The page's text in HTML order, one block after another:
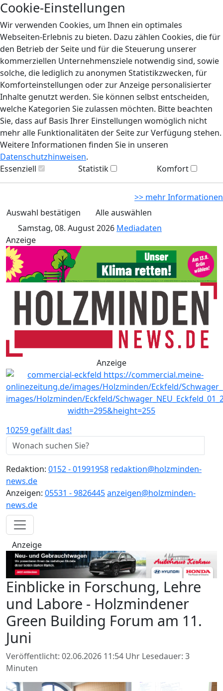
Cookie-Einstellungen
Wir verwenden Cookies, um Ihnen ein optimales
Webseiten-Erlebnis zu bieten. Dazu zählen Cookies, die für
den Betrieb der Seite und für die Steuerung unserer
kommerziellen Unternehmensziele notwendig sind, sowie
solche, die lediglich zu anonymen Statistikzwecken, für
Komforteinstellungen oder zur Anzeige personalisierter
Inhalte genutzt werden. Sie können selbst entscheiden,
welche Kategorien Sie zulassen möchten. Bitte beachten
Sie, dass auf Basis Ihrer Einstellungen womöglich nicht
mehr alle Funktionalitäten der Seite zur Verfügung stehen.
Weitere Informationen finden Sie in unseren
Datenschutzhinweisen.
Essenziell
Statistik Komfort
>> mehr Informationen
Auswahl bestätigen
Alle auswählen
Samstag, 08. August 2026 Mediadaten
Anzeige
Anzeige
10259 gefällt das!
Redaktion: 0152 - 01991958 redaktion@holzminden-
news.de
Anzeigen: 05531 - 9826445anzeigen@holzminden-
news.de
Anzeige
Einblicke in Forschung, Lehre
und Labore - Holzmindener
Green Building Forum am 11.
Juni
Veröffentlicht: 02.06.2026 11:54 Uhr Lesedauer: 3
Minuten